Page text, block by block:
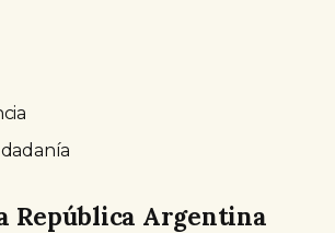
República Argentina